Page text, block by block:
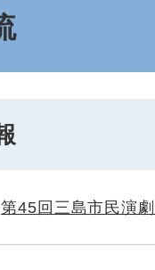
第45回三島市民演